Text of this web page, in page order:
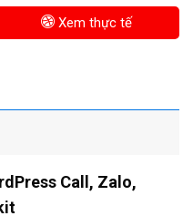
Xem thực tế
Call, Zalo,